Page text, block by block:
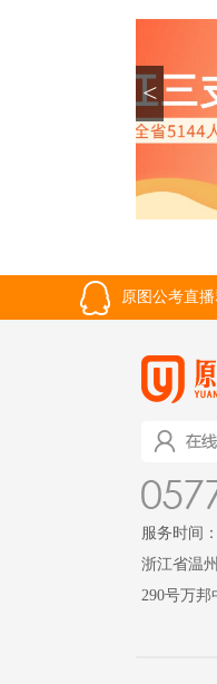
<
原图公考直
服务时间
浙江省温
290号万邦